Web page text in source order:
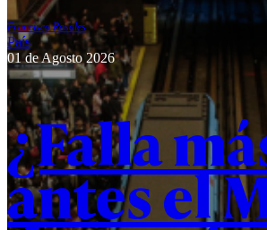
tecnológico
objetivo de
fortalecer la
formación
de
profesionales
y dar
respuesta a
los desafíos
del sistema
Francisco Rosales
País
01 de Agosto 2026
¿Falla
antes el